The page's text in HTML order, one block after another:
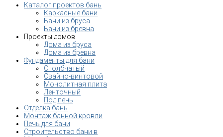
Каталог проектов бань
Каркасные бани
Бани из бруса
Бани из бревна
Проекты домов
Дома из бруса
Дома из бревна
Фундаменты для бани
Столбчатый
Свайно-винтовой
Монолитная плита
Ленточный
Под печь
Отделка бань
Монтаж банной кровли
Печь для бани
Строительство бани в